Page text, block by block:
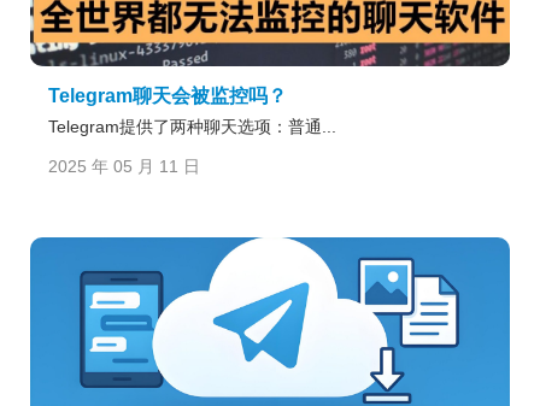
Telegram聊天会被监控吗？
Telegram提供了两种聊天选项：普通...
2025 年 05 月 11 日